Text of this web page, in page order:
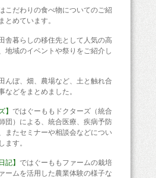
こだわりの食べ物についてのご紹
とめています。
舎暮らしの移住先として人気の高
地域のイベントや祭りをご紹介し
んぼ、畑、農場など、土と触れ合
などをまとめました。
】 ではぐーももドクターズ（統合
団）による、統合医療、疾病予防
またセミナーや相談会などについ
ます。
記】 ではぐーももファームの栽培
ームを活用した農業体験の様子な